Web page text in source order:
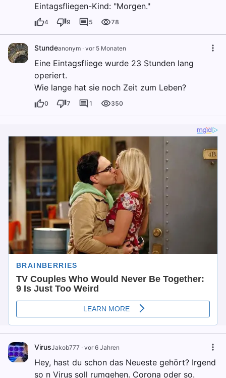
Eintagsfliegen-Kind: "Morgen."
4 9 5 78
Stundeanonym · vor 5 Monaten
Eine Eintagsfliege wurde 23 Stunden lang
operiert.
Wie lange hat sie noch Zeit zum Leben?
0 7 1 350
VirusJakob777 · vor 6 Jahren
Hey, hast du schon das Neueste gehört? Irgend
so n Virus soll rumgehen. Corona oder so.